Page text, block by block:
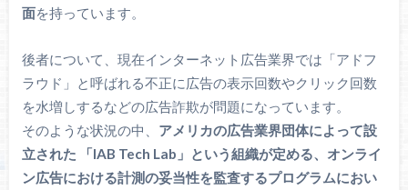
面を持っています。
後者について、現在インターネット広告業界では「アドフ
ラウド」と呼ばれる不正に広告の表示回数やクリック回数
を水増しするなどの広告詐欺が問題になっています。
そのような状況の中、 アメリカの広告業界団体によって設
立された 「IAB Tech Lab」という組織が定める、オンライ
ン広告における計測の妥当性を監査するプログラムにおい